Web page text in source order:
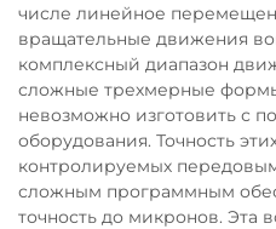
числе линейное
вращательные движения
комплексный диапазон
сложные трехмерные
невозможно изготовить с
оборудования. Точность
контролируемых
сложным программным
точность до микронов. Эта